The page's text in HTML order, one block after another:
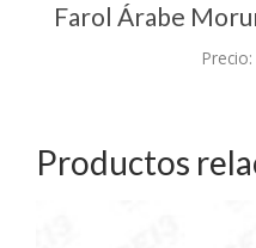
Farol Árabe
Precio:
Productos